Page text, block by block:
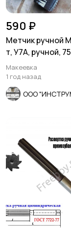
590 ₽
Метчик ручной
т, У7А, ручной,
мелкий шаг,
Макеевка
1 год назад